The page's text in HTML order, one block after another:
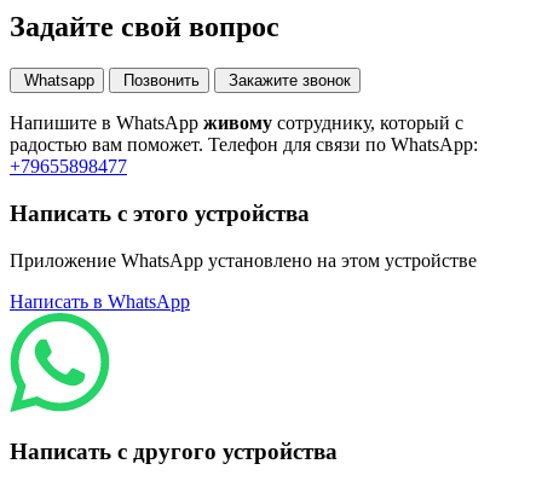
Задайте свой вопрос
Whatsapp Позвонить Закажите звонок
Напишите в WhatsApp живому сотруднику, который с
радостью вам поможет. Телефон для связи по WhatsApp:
+79655898477
Написать с этого устройства
Приложение WhatsApp установлено на этом устройстве
Написать в WhatsApp
Написать с другого устройства